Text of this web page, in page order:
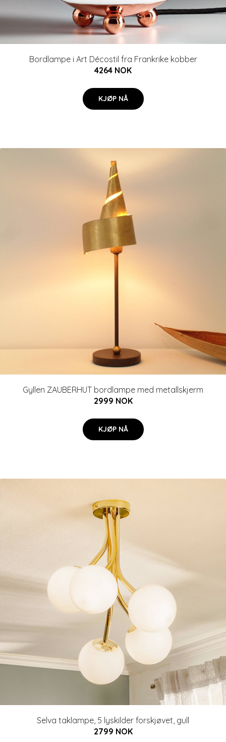
Bordlampe i Art Décostil fra Frankrike kobber
4264 NOK
KJØP NÅ
Gyllen ZAUBERHUT bordlampe med metallskjerm
2999 NOK
KJØP NÅ
Selva taklampe, 5 lyskilder forskjøvet, gull
2799 NOK